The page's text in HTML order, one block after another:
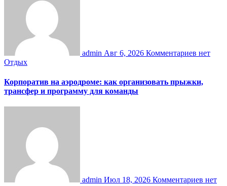
admin Авг 6, 2026 Комментариев нет
Отдых
Корпоратив на аэродроме: как организовать прыжки,
трансфер и программу для команды
admin Июл 18, 2026 Комментариев нет